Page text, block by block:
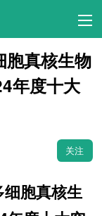
胞真核生物
年度十大
关注
胞真核生